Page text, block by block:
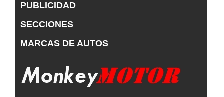
PUBLICIDAD
SECCIONES
MARCAS DE AUTOS